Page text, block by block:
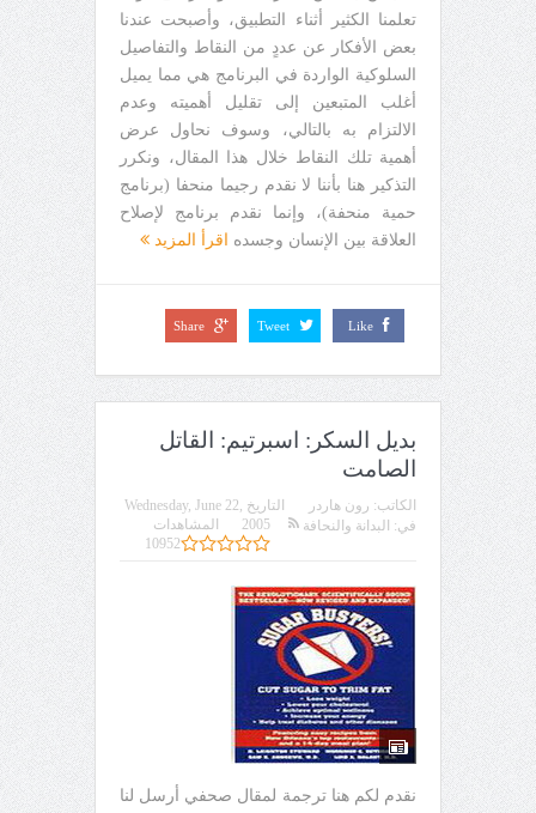
تعلمنا الكثير أثناء التطبيق، وأصبحت عندنا
بعض الأفكار عن عددٍ من النقاط والتفاصيل
السلوكية الواردة في البرنامج هي مما يميل
أغلب المتبعين إلى تقليل أهميته وعدم
الالتزام به بالتالي، وسوف نحاول عرض
أهمية تلك النقاط خلال هذا المقال، ونكرر
التذكير هنا بأننا لا نقدم رجيما منحفا (برنامج
حمية منحفة)، وإنما نقدم برنامج لإصلاح
العلاقة بين الإنسان وجسده
اقرأ المزيد
Like
Tweet
Share
بديل السكر: اسبرتيم: القاتل
الصامت
الكاتب: رون هاردر التاريخ Wednesday, June 22,
2005
في: البدانة والنحافة
المشاهدات
10952
نقدم لكم هنا ترجمة لمقال صحفي أرسل لنا